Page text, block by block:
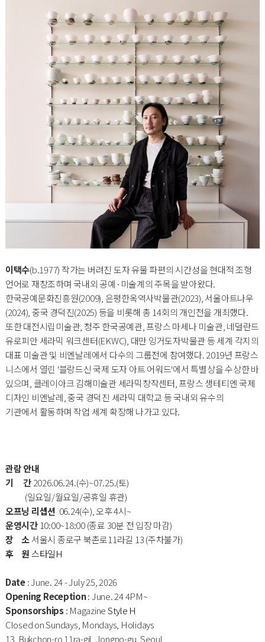
이택수(b.1977) 작가는 버려진 도자 유물 파편의 시간성을 현대적 조형
언어로 재창조하며 국내외 공예·미술계의 주목을 받아왔다.
한국공예문화진흥원(2009), 은평한옥역사박물관(2023), 서울아트나우
(2024), 중국 경덕진(2025) 등을 비롯해 총 14회의 개인전을 개최했다.
또한 대전시립미술관, 청주 한국공예관, 프랑스 마세나 미술관, 네덜란드
유로피안 세라믹 워크센터(EKWC), 대만 잉거도자박물관 등 세계 각지의
대표 미술관 및 비엔날레에서 다수의 그룹전에 참여했다. 2019년 프랑스
니스에서 열린 '블랑드신 국제 도자 아트 어워드'에서 특별상을 수상한 바
있으며, 클레이아크 김해미술관 세라믹창작센터, 프랑스 생테티엔 국제
디자인 비엔날레, 중국 경덕진 세라믹 대학교 등 국내외 유수의
기관에서 활동하며 작업 세계 확장해 나가고 있다.
관람 안내
기 간2026.06.24.(수)~07.25.(토)
(일요일/월요일/공휴일 휴관)
오프닝 리셉션 06.24(수), 오후 4시~
운영시간 10:00~18:00 (종료 30분 전 입장 마감)
장 소서울시 종로구 북촌로11라길 13 (주차불가)
후 원스타일H
Date: June. 24 - July 25, 2026
Opening Reception: June. 24 4PM~
Sponsorships: MagazineStyle H
Closed on Sundays, Mondays, Holidays
13, Bukchon-ro 11ra-gil, Jongno-gu, Seoul